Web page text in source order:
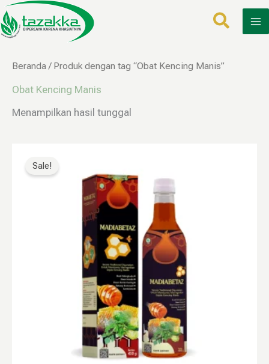
Lewati
ke
konten
Beranda / Produk dengan tag “Obat Kencing Manis”
Obat Kencing Manis
Menampilkan hasil tunggal
Sale!
adalah:
Rp200.000.adalah:
Rp120.000.